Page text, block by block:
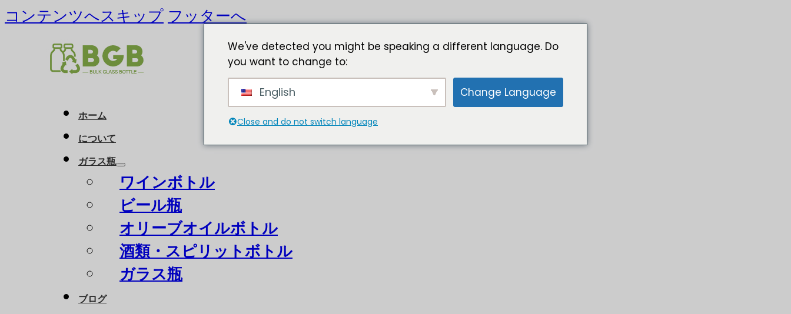
コンテンツへスキップ フッターへ
ホーム
について
ガラス瓶
ワインボトル
ビール瓶
オリーブオイルボトル
酒類・スピリットボトル
ガラス瓶
ブログ
We've detected you might be speaking a different language. Do
you want to change to:
English Change Language
Close and do not switch language